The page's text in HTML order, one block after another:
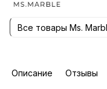
Все товары Ms.
Описание Отзывы